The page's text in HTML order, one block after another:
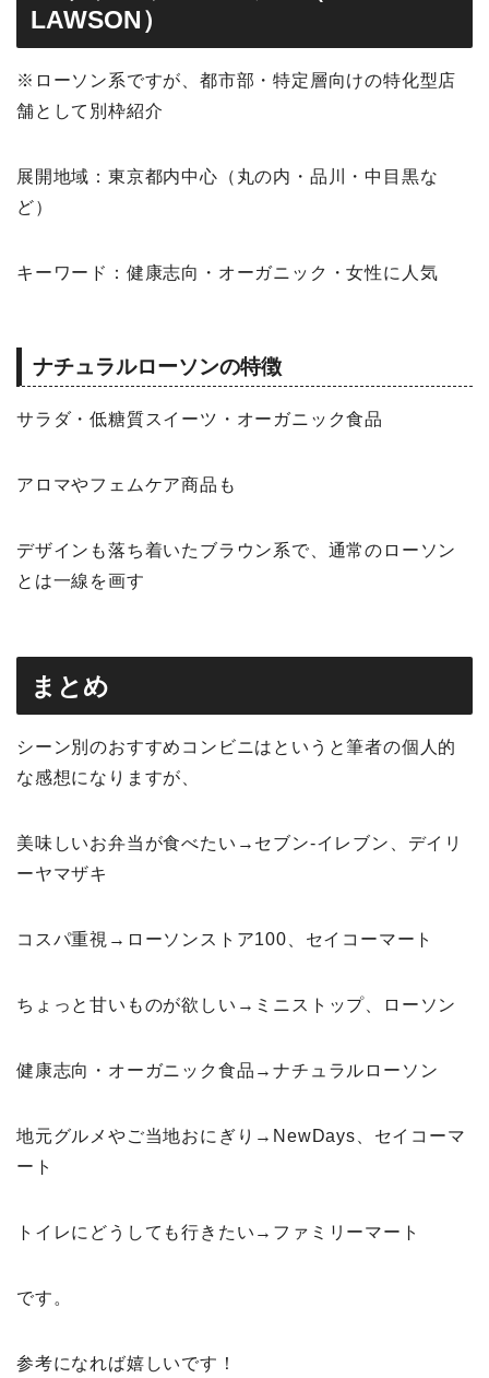
LAWSON）
※ローソン系ですが、都市部・特定層向けの特化型店
舗として別枠紹介
展開地域：東京都内中心（丸の内・品川・中目黒な
ど）
キーワード：健康志向・オーガニック・女性に人気
ナチュラルローソンの特徴
サラダ・低糖質スイーツ・オーガニック食品
アロマやフェムケア商品も
デザインも落ち着いたブラウン系で、通常のローソン
とは一線を画す
まとめ
シーン別のおすすめコンビニはというと筆者の個人的
な感想になりますが、
美味しいお弁当が食べたい→セブン-イレブン、デイリ
ーヤマザキ
コスパ重視→ローソンストア100、セイコーマート
ちょっと甘いものが欲しい→ミニストップ、ローソン
健康志向・オーガニック食品→ナチュラルローソン
地元グルメやご当地おにぎり→NewDays、セイコーマ
ート
トイレにどうしても行きたい→ファミリーマート
です。
参考になれば嬉しいです！